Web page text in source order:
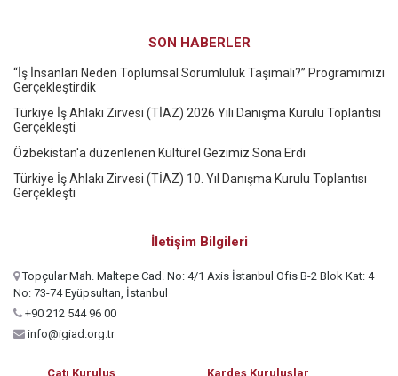
SON HABERLER
“İş İnsanları Neden Toplumsal Sorumluluk Taşımalı?” Programımızı
Gerçekleştirdik
Türkiye İş Ahlakı Zirvesi (TİAZ) 2026 Yılı Danışma Kurulu Toplantısı
Gerçekleşti
Özbekistan'a düzenlenen Kültürel Gezimiz Sona Erdi
Türkiye İş Ahlakı Zirvesi (TİAZ) 10. Yıl Danışma Kurulu Toplantısı
Gerçekleşti
İletişim Bilgileri
Topçular Mah. Maltepe Cad. No: 4/1 Axis İstanbul Ofis B-2 Blok Kat: 4
No: 73-74 Eyüpsultan, İstanbul
+90 212 544 96 00
info@igiad.org.tr
Çatı Kuruluş Kardeş Kuruluşlar